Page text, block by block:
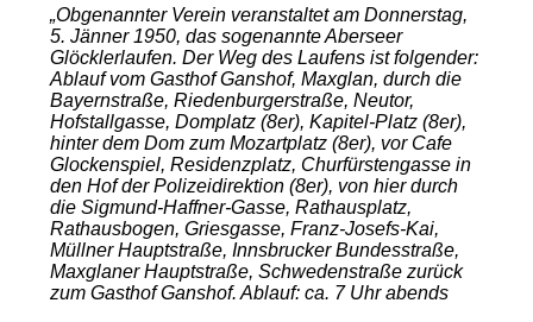
„Obgenannter Verein veranstaltet am Donnerstag,
5. Jänner 1950, das sogenannte Aberseer
Glöcklerlaufen. Der Weg des Laufens ist folgender:
Ablauf vom Gasthof Ganshof, Maxglan, durch die
Bayernstraße, Riedenburgerstraße, Neutor,
Hofstallgasse, Domplatz (8er), Kapitel-Platz (8er),
hinter dem Dom zum Mozartplatz (8er), vor Cafe
Glockenspiel, Residenzplatz, Churfürstengasse in
den Hof der Polizeidirektion (8er), von hier durch
die Sigmund-Haffner-Gasse, Rathausplatz,
Rathausbogen, Griesgasse, Franz-Josefs-Kai,
Müllner Hauptstraße, Innsbrucker Bundesstraße,
Maxglaner Hauptstraße, Schwedenstraße zurück
zum Gasthof Ganshof. Ablauf: ca. 7 Uhr abends